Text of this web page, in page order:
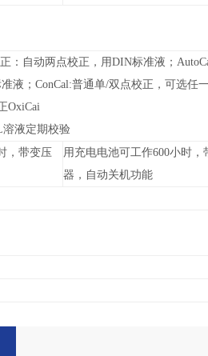
：自动两点校正，用DIN标准液；
液；ConCal:普通单/双点校正，可选任
OxiCai
液定期校验
，带变压
用充电电池可工作600小时，
器，自动关机功能